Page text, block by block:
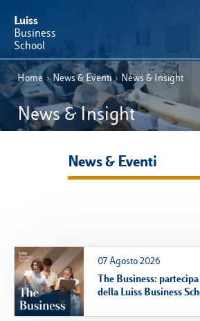
Luiss
Business
School
Offerta Formativa
Perché Luiss Business School
Faculty & Ricerca
E-Learning
Home › News & Eventi › News & Insight
News & Insight
News & Eventi
07 Agosto 2026
The Business:
della Luiss Business